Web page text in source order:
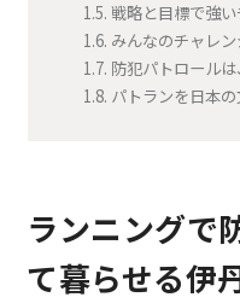
1.5. 戦略と目標で強
1.6. みんなのチャレ
1.7. 防犯パトロール
1.8. パトランを日本
ランニングで
て暮らせる伊